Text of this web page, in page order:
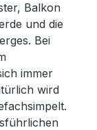
Balkon
und die
Bei
immer
wird